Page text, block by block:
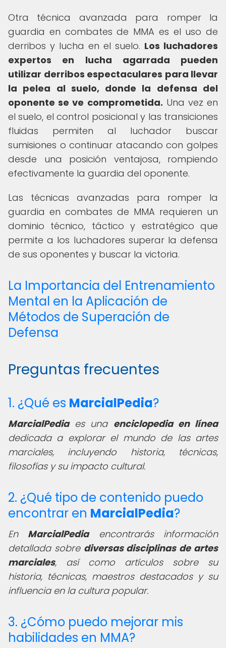
Otra técnica avanzada para romper la
guardia en combates de MMA es el uso de
derribos y lucha en el suelo. Los luchadores
expertos en lucha agarrada pueden
utilizar derribos espectaculares para llevar
la pelea al suelo, donde la defensa del
oponente se ve comprometida. Una vez en
el suelo, el control posicional y las transiciones
fluidas permiten al luchador buscar
sumisiones o continuar atacando con golpes
desde una posición ventajosa, rompiendo
efectivamente la guardia del oponente.
Las técnicas avanzadas para romper la
guardia en combates de MMA requieren un
dominio técnico, táctico y estratégico que
permite a los luchadores superar la defensa
de sus oponentes y buscar la victoria.
La Importancia del Entrenamiento
Mental en la Aplicación de
Métodos de Superación de
Defensa
Preguntas frecuentes
1. ¿Qué es MarcialPedia?
MarcialPediaes una enciclopedia en línea
dedicada a explorar el mundo de las artes
marciales, incluyendo historia, técnicas,
filosofías y su impacto cultural.
2. ¿Qué tipo de contenido puedo
encontrar en MarcialPedia?
En MarcialPediaencontrarás información
detallada sobre diversas disciplinas de artes
marciales, así como artículos sobre su
historia, técnicas, maestros destacados y su
influencia en la cultura popular.
3. ¿Cómo puedo mejorar mis
habilidades en MMA?